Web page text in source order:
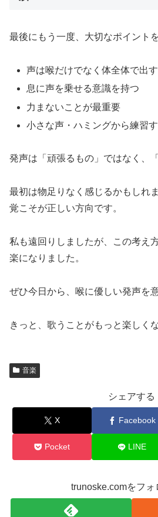
最後にもう一度、大切なポイント
声は喉だけでなく体全体で出す
息に声を乗せる意識を持つ
力まないことが最重要
小さな声・ハミングから練習
発声は「頑張るもの」ではなく、
最初は物足りなく感じるかもしれ
覚こそが正しい方向です。
私も遠回りしましたが、この考え
楽になりました。
ぜひ今日から、喉に優しい発声を
きっと、歌うことがもっと楽しく
音楽
シェアする
X Facebook
Pocket LINE
trunoske.comをフォ